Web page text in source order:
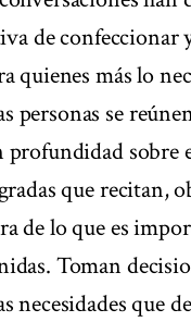
de confeccionar
quienes más lo
personas se
profundidad sobre
que recitan,
de lo que es
Toman
necesidades que